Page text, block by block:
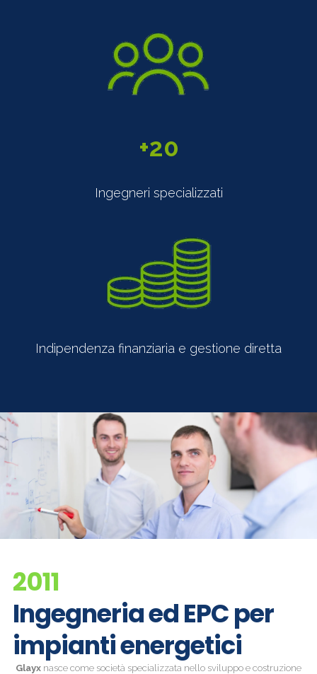
+
Ingegneri specializzati
Indipendenza finanziaria e gestione diretta
2011
Ingegneria ed EPC per
impianti energetici
Glayx nasce come società specializzata nello sviluppo e costruzione